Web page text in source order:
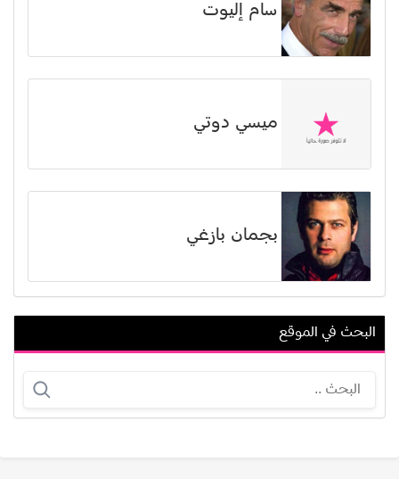
سام إليوت
ميسي دوتي
بجمان بازغي
هيلدا خليفة
البحث في الموقع